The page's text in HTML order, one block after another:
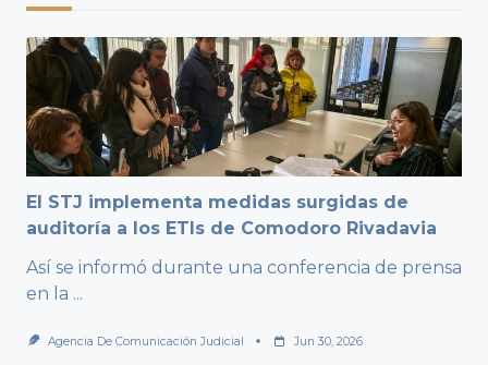
El STJ implementa medidas surgidas de
auditoría a los ETIs de Comodoro Rivadavia
Así se informó durante una conferencia de prensa
en la ...
Agencia De Comunicación Judicial Jun 30, 2026